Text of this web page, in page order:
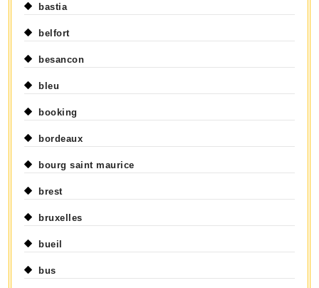
bastia
belfort
besancon
bleu
booking
bordeaux
bourg saint maurice
brest
bruxelles
bueil
bus